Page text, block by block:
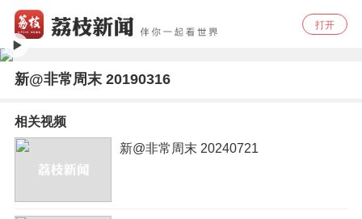
打开
新@非常周末 20190316
相关视频
新@非常周末 20240721